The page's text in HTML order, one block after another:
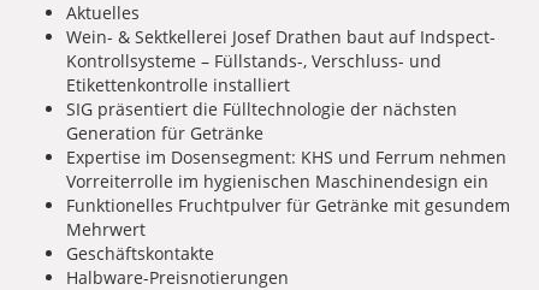
Aktuelles
Wein- & Sektkellerei Josef Drathen baut auf Indspect-
Kontrollsysteme – Füllstands-, Verschluss- und
Etikettenkontrolle installiert
SIG präsentiert die Fülltechnologie der nächsten
Generation für Getränke
Expertise im Dosensegment: KHS und Ferrum nehmen
Vorreiterrolle im hygienischen Maschinendesign ein
Funktionelles Fruchtpulver für Getränke mit gesundem
Mehrwert
Geschäftskontakte
Halbware-Preisnotierungen